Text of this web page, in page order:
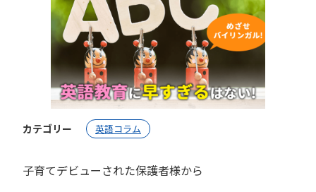
カテゴリー 英語コラム
子育てデビューされた保護者様から